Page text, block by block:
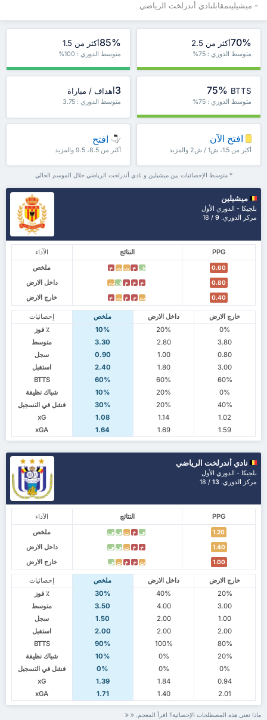
- ميشيلينمقابلنادي أندرلخت الرياضي
70%أكثر من 2.5
متوسط الدوري : 75%
85%أكثر من 1.5
متوسط الدوري : 100%
75% BTTS
متوسط الدوري : 75%
3أهداف / مباراة
متوسط الدوري : 3.75
افتح الآن
أكثر من 1.5، ش1 / ش2 والمزيد
افتح
أكثر من 8.5، 9.5 والمزيد
* متوسط الإحصائيات بين ميشيلين و نادي أندرلخت الرياضي خلال الموسم الحالي
ميشيلين
بلجيكا - الدوري الأول
مركز الدوري. 9
/ 18
الآداء النتائج
PPG
ملخص
ف خ ت ت خ 0.60
داخل الارض خ خ خ ف ت 0.80
خارج الارض ت خ خ ت خ 0.40
إحصائيات ملخص داخل الارض
خارج الارض
٪ فوز
10% 20%
0%
متوسط
3.30 2.80
3.80
سجل
0.90 1.00
0.80
استقبل
2.40 1.80
3.00
BTTS
60% 60%
60%
شباك نظيفة
10% 20%
0%
فشل في التسجيل
30% 20%
40%
xG
1.08 1.14
1.02
xGA
1.64 1.69 1.59
نادي أندرلخت الرياضي
بلجيكا - الدوري الأول
مركز الدوري. 13
/ 18
الآداء النتائج
PPG
ملخص
ف خ ت ف ف 1.20
داخل الارض خ خ ت ف ف 1.40
خارج الارض ت خ خ ت ف 1.00
إحصائيات ملخص داخل الارض
خارج الارض
٪ فوز
30% 40%
20%
متوسط
3.50 4.00
3.00
سجل
1.50 2.00
1.00
استقبل
2.00 2.00
2.00
BTTS
90% 100%
80%
شباك نظيفة
10% 0%
20%
فشل في التسجيل
0% 0%
0%
xG
1.39 1.84
0.94
xGA
1.71 1.40 2.01
ماذا تعني هذه المصطلحات الإحصائية؟ اقرأ المعجم.